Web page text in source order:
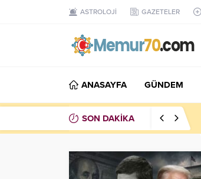
ASTROLOJİ GAZETELER
ANASAYFA GÜNDEM
SON DAKİKA